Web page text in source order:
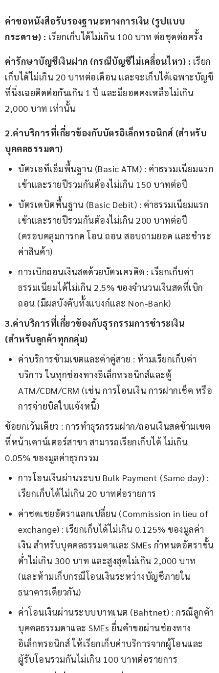
ค่าขอหนังสือรับรองฐานะทางการเงิน (รูปแบบ
กระดาษ) : เรียกเก็บได้ไม่เกิน 100 บาท ต่อชุดต่อครั้ง
ค่ารักษาบัญชีเงินฝาก (กรณีบัญชีไม่เคลื่อนไหว) : เรียก
เก็บได้ไม่เกิน 20 บาทต่อเดือน และจะเก็บได้เฉพาะบัญชี
ที่นิ่งเฉยติดต่อกันเกิน 1 ปี และมียอดคงเหลือไม่เกิน
2,000 บาท เท่านั้น
2.ค่าบริการที่เกี่ยวข้องกับบัตรอิเล็กทรอนิกส์ (สำหรับ
บุคคลธรรมดา)
บัตรเอทีเอ็มพื้นฐาน (Basic ATM) : ค่าธรรมเนียมแรก
เข้าและรายปีรวมกันต้องไม่เกิน 150 บาทต่อปี
บัตรเดบิตพื้นฐาน (Basic Debit) : ค่าธรรมเนียมแรก
เข้าและรายปีรวมกันต้องไม่เกิน 200 บาทต่อปี
(ครอบคลุมการกด โอน ถอน สอบถามยอด และชำระ
ค่าสินค้า)
การเบิกถอนเงินสดด้วยบัตรเครดิต : เรียกเก็บค่า
ธรรมเนียมได้ไม่เกิน 2.5% ของจำนวนเงินสดที่เบิก
ถอน (มีผลบังคับทั้งแบงก์และ Non-Bank)
3.ค่าบริการที่เกี่ยวข้องกับธุรกรรมการชำระเงิน
(สำหรับลูกค้าทุกกลุ่ม)
ค่าบริการข้ามเขตและค่าคู่สาย : ห้ามเรียกเก็บค่า
บริการ ในทุกช่องทางอิเล็กทรอนิกส์และตู้
ATM/CDM/CRM (เช่น การโอนเงิน การฝากเช็ค หรือ
การจ่ายบิลใบแจ้งหนี้)
ข้อยกเว้นเดียว : การทำธุรกรรมฝาก/ถอนเงินสดข้ามเขต
ที่หน้าเคาน์เตอร์สาขา สามารถเรียกเก็บได้ ไม่เกิน
0.05% ของมูลค่าธุรกรรม
การโอนเงินผ่านระบบ Bulk Payment (Same day) :
เรียกเก็บได้ไม่เกิน 20 บาทต่อรายการ
ค่าชดเชยอัตราแลกเปลี่ยน (Commission in lieu of
exchange) : เรียกเก็บได้ไม่เกิน 0.125% ของมูลค่า
เงิน สำหรับบุคคลธรรมดาและ SMEs กำหนดอัตราขั้น
ต่ำไม่เกิน 300 บาท และสูงสุดไม่เกิน 2,000 บาท
(และห้ามเก็บกรณีโอนเงินระหว่างบัญชีภายใน
ธนาคารเดียวกัน)
ค่าโอนเงินผ่านระบบบาทเนต (Bahtnet) : กรณีลูกค้า
บุคคลธรรมดาและ SMEs ยื่นคำขอผ่านช่องทาง
อิเล็กทรอนิกส์ ให้เรียกเก็บค่าบริการจากผู้โอนและ
ผู้รับโอนรวมกันไม่เกิน 100 บาทต่อรายการ